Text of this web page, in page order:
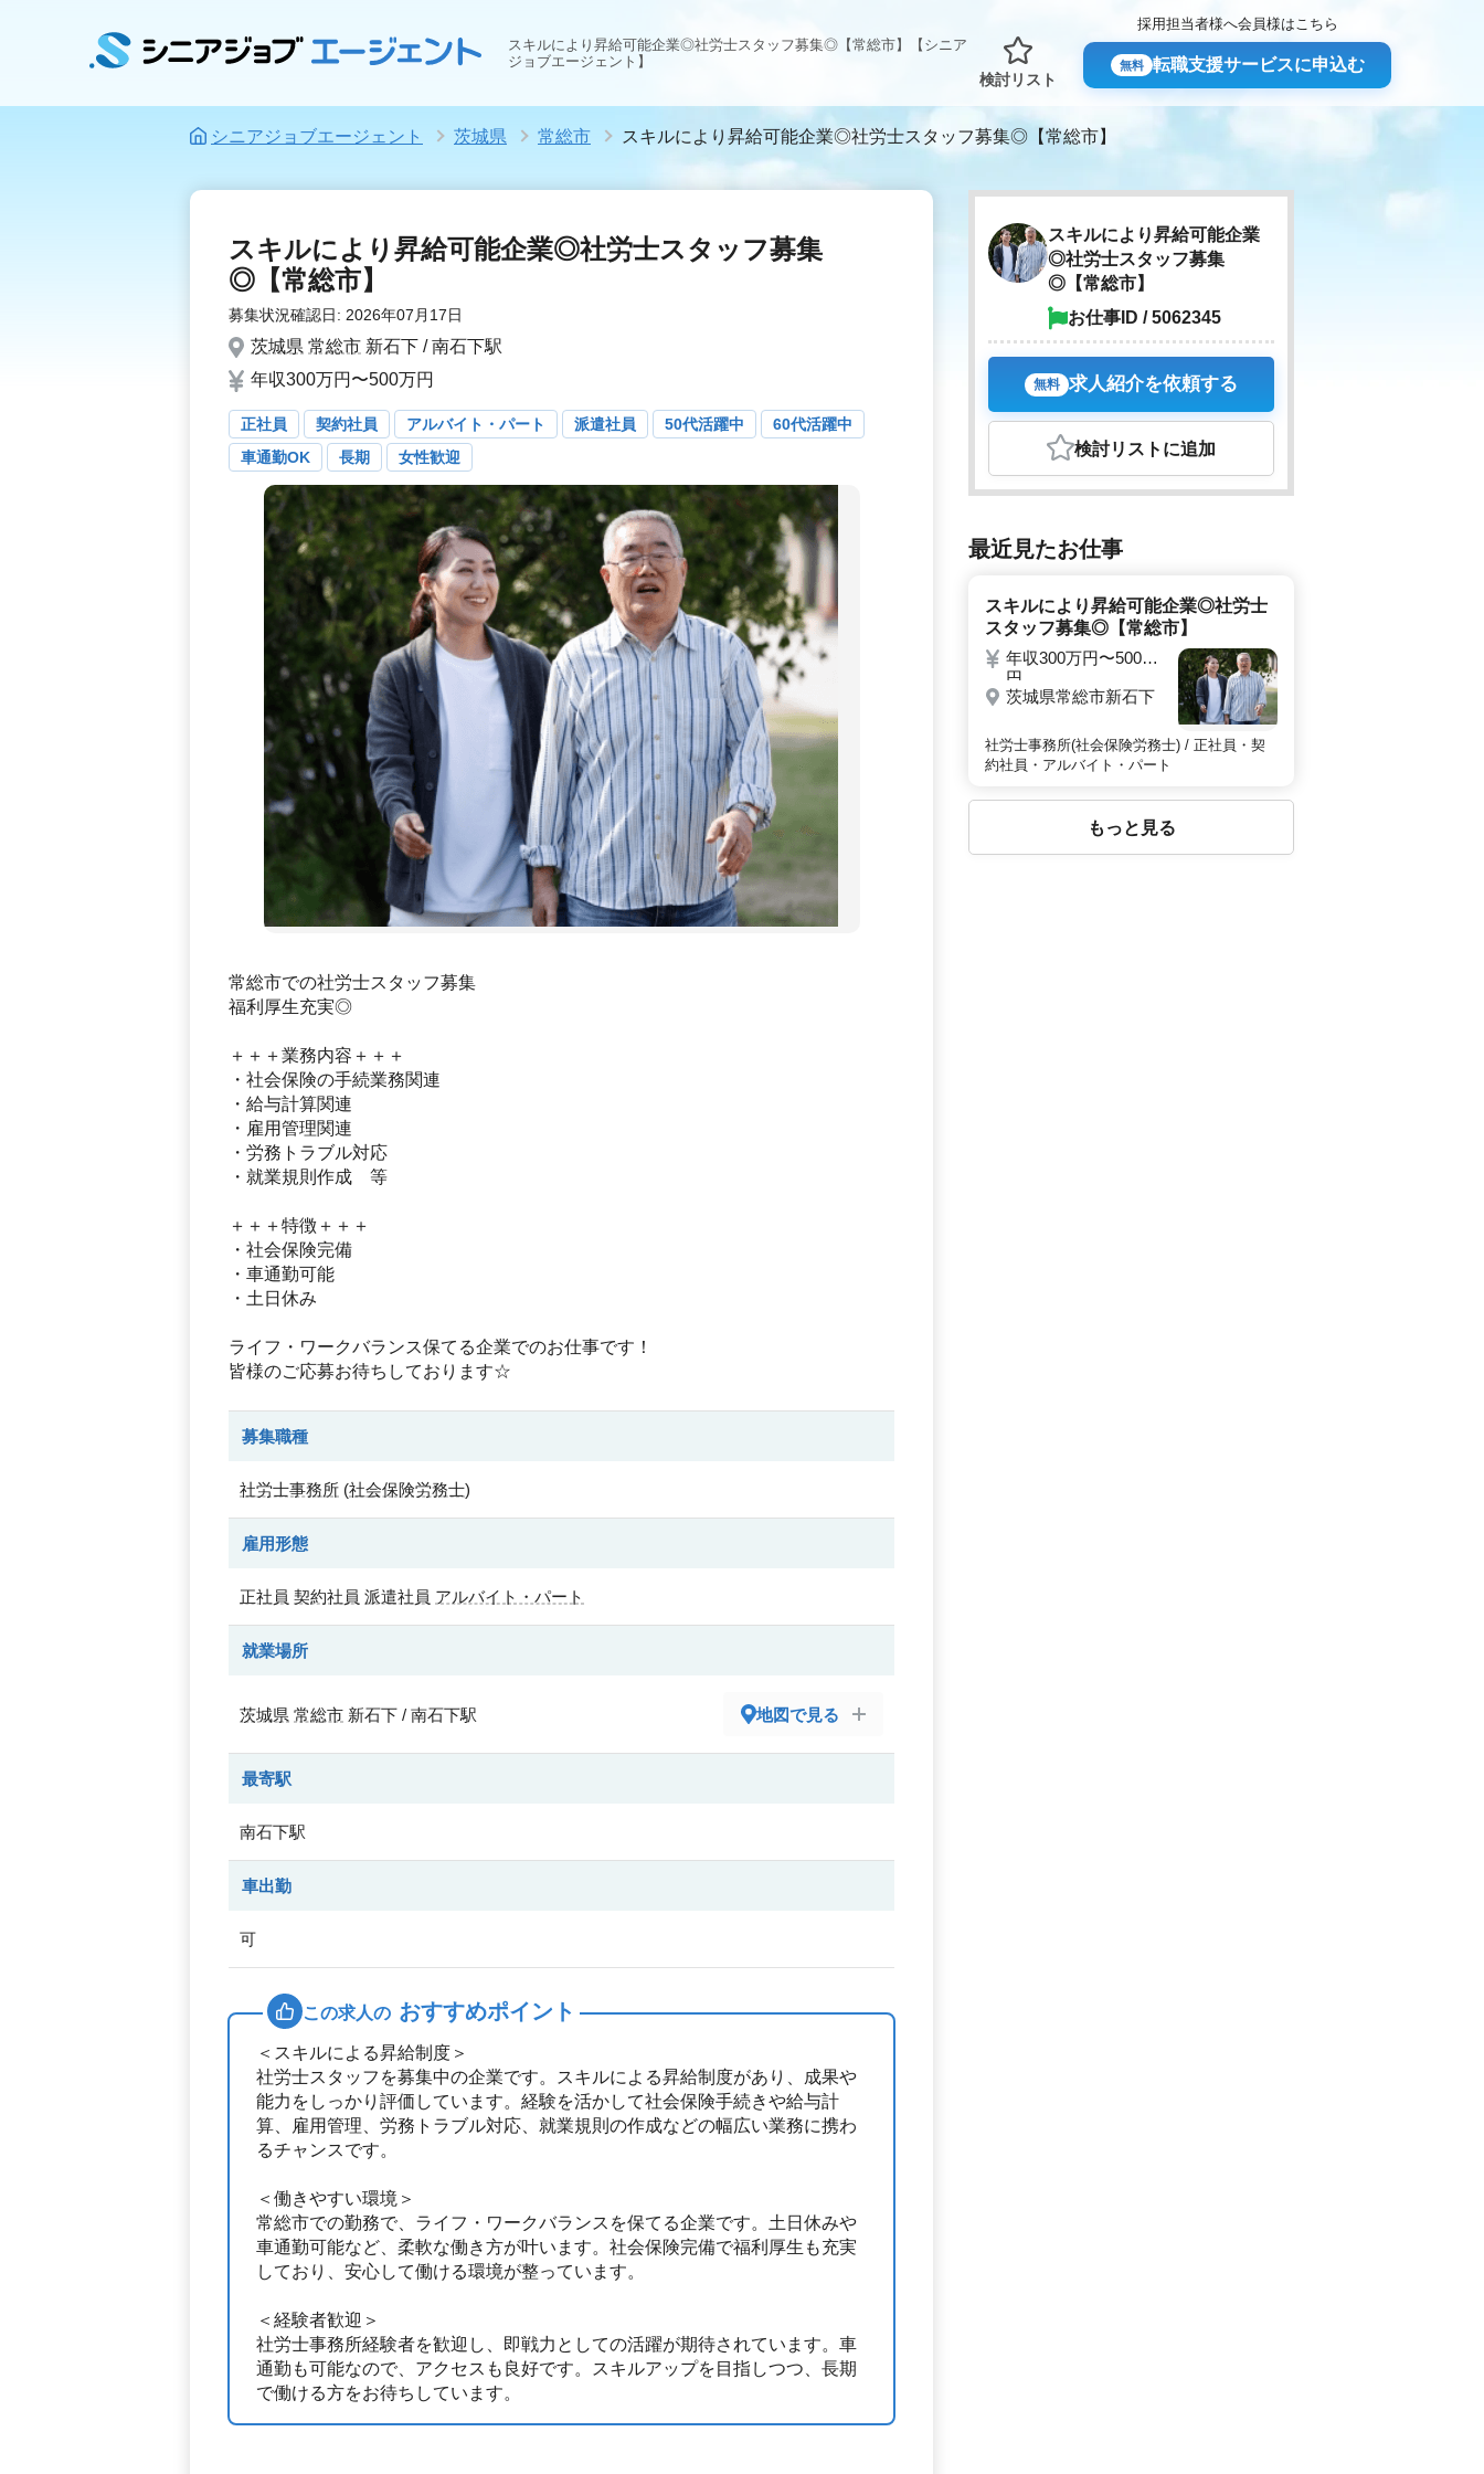
スキルにより昇給可能企業◎社労士スタッフ募集◎【常総市】【シニア
ジョブエージェント】
検討リスト
採用担当者様へ会員様はこちら
無料 転職支援サービスに申込む
シニアジョブエージェント 茨城県 常総市 スキルにより昇給可能企業◎社労士スタッフ募集◎【常総市】
スキルにより昇給可能企業◎社労士スタッフ募集
◎【常総市】
募集状況確認日: 2026年07月17日
茨城県 常総市 新石下 / 南石下駅
年収300万円〜500万円
正社員 契約社員 アルバイト・パート 派遣社員 50代活躍中
60代活躍中
車通勤OK
長期 女性歓迎
常総市での社労士スタッフ募集
福利厚生充実◎
＋＋＋業務内容＋＋＋
・社会保険の手続業務関連
・給与計算関連
・雇用管理関連
・労務トラブル対応
・就業規則作成 等
＋＋＋特徴＋＋＋
・社会保険完備
・車通勤可能
・土日休み
ライフ・ワークバランス保てる企業でのお仕事です！
皆様のご応募お待ちしております☆
募集職種
社労士事務所 (社会保険労務士)
雇用形態
正社員 契約社員 派遣社員 アルバイト・パート
就業場所
茨城県 常総市 新石下 / 南石下駅 地図で見る
最寄駅
南石下駅
車出勤
可
この求人の おすすめポイント
＜スキルによる昇給制度＞
社労士スタッフを募集中の企業です。スキルによる昇給制度があり、成果や
能力をしっかり評価しています。経験を活かして社会保険手続きや給与計
算、雇用管理、労務トラブル対応、就業規則の作成などの幅広い業務に携わ
るチャンスです。
＜働きやすい環境＞
常総市での勤務で、ライフ・ワークバランスを保てる企業です。土日休みや
車通勤可能など、柔軟な働き方が叶います。社会保険完備で福利厚生も充実
しており、安心して働ける環境が整っています。
＜経験者歓迎＞
社労士事務所経験者を歓迎し、即戦力としての活躍が期待されています。車
通勤も可能なので、アクセスも良好です。スキルアップを目指しつつ、長期
で働ける方をお待ちしています。
スキルにより昇給可能企業
◎社労士スタッフ募集
◎【常総市】
お仕事ID / 5062345
無料 求人紹介を依頼する
検討リスト に追加
最近見たお仕事
スキルにより昇給可能企業◎社労士
スタッフ募集◎【常総市】
年収300万円〜500万
円
茨城県常総市新石下
社労士事務所(社会保険労務士) / 正社員・契
約社員・アルバイト・パート
もっと見る